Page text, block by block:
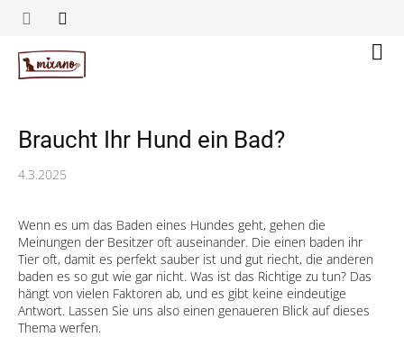
Inhalt
Braucht Ihr Hund ein Bad?
4.3.2025
Wenn es um das Baden eines Hundes geht, gehen die
Meinungen der Besitzer oft auseinander. Die einen baden ihr
Tier oft, damit es perfekt sauber ist und gut riecht, die anderen
baden es so gut wie gar nicht. Was ist das Richtige zu tun? Das
hängt von vielen Faktoren ab, und es gibt keine eindeutige
Antwort. Lassen Sie uns also einen genaueren Blick auf dieses
Thema werfen.